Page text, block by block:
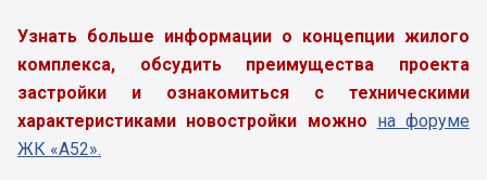
Узнать больше информации о концепции жилого
комплекса, обсудить преимущества проекта
застройки и ознакомиться с техническими
характеристиками новостройки можно на форуме
ЖК «А52».